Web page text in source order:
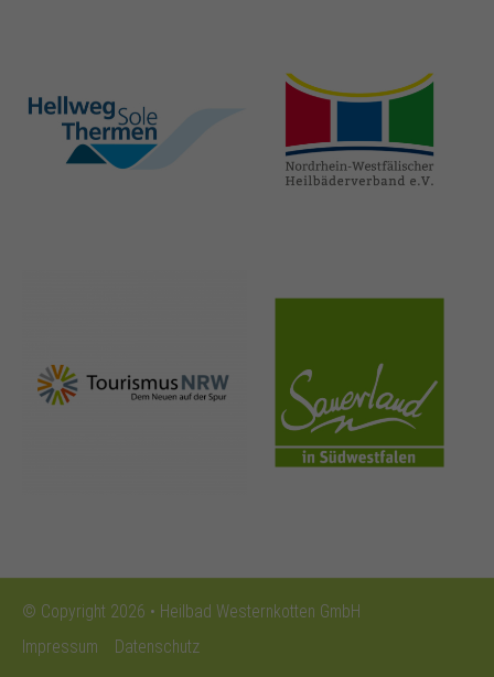
hellweg-sole-
thermen.de
heilbaeder.de
nrw-
tourismus.de
sauerland.co
m
© Copyright 2026 • Heilbad Westernkotten GmbH
Impressum
Datenschutz